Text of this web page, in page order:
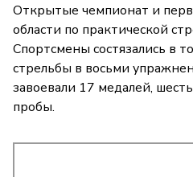
Открытые чемпионат и
области по практической
Спортсмены состязались в
стрельбы в восьми
завоевали 17 медалей,
пробы.